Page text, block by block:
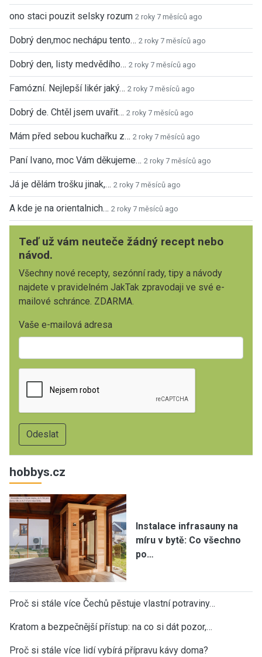
ono staci pouzit selsky rozum 2 roky 7 měsíců ago
Dobrý den,moc nechápu tento… 2 roky 7 měsíců ago
Dobrý den, listy medvědího… 2 roky 7 měsíců ago
Famózní. Nejlepší likér jaký… 2 roky 7 měsíců ago
Dobrý de. Chtěl jsem uvařit… 2 roky 7 měsíců ago
Mám před sebou kuchařku z… 2 roky 7 měsíců ago
Paní Ivano, moc Vám děkujeme… 2 roky 7 měsíců ago
Já je dělám trošku jinak,… 2 roky 7 měsíců ago
A kde je na orientalnich… 2 roky 7 měsíců ago
Teď už vám neuteče žádný recept nebo
návod.
Všechny nové recepty, sezónní rady, tipy a návody
najdete v pravidelném JakTak zpravodaji ve své e-
mailové schránce. ZDARMA.
Vaše e-mailová adresa
hobbys.cz
Instalace infrasauny na
míru v bytě: Co všechno
po…
Proč si stále více Čechů pěstuje vlastní potraviny…
Kratom a bezpečnější přístup: na co si dát pozor,…
Proč si stále více lidí vybírá přípravu kávy doma?